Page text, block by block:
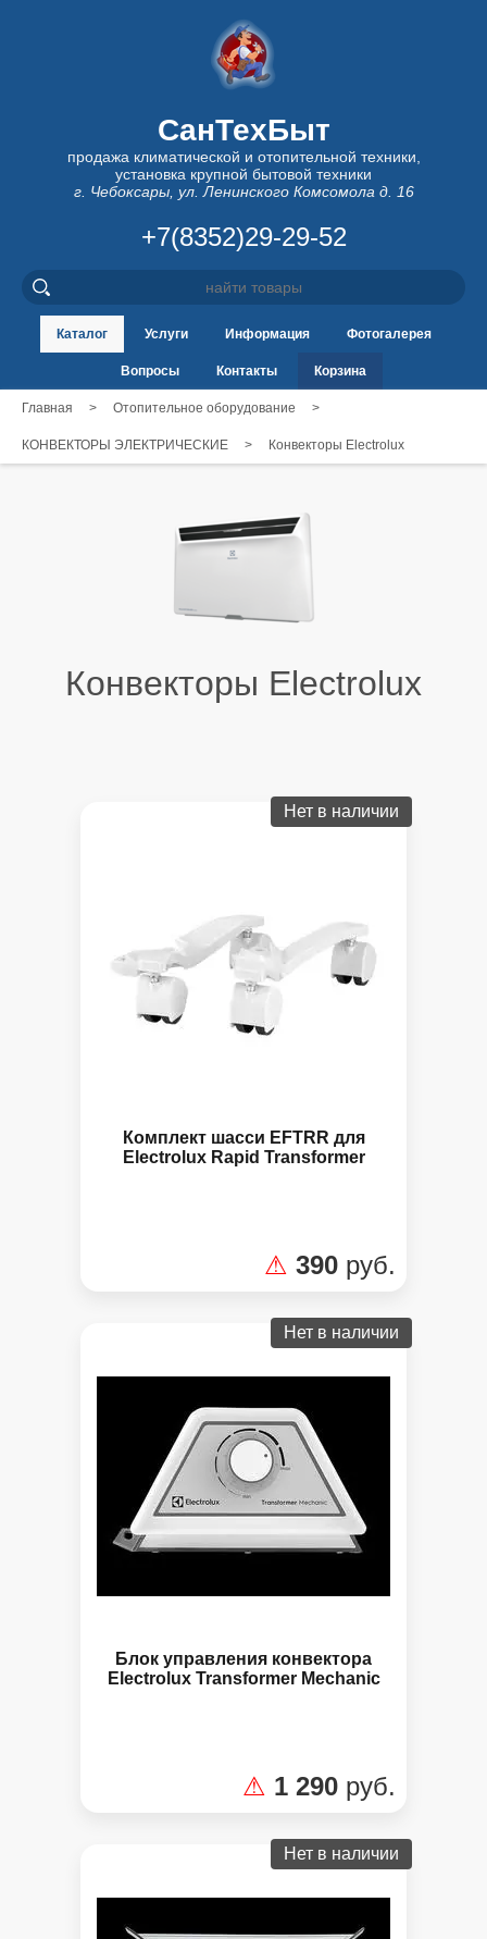
СанТехБыт
продажа климатической и отопительной техники,
установка крупной бытовой техники
г. Чебоксары, ул. Ленинского Комсомола д. 16
+7(8352)29-29-52
Каталог Услуги Информация Фотогалерея
Вопросы Контакты Корзина
Главная > Отопительное оборудование >
КОНВЕКТОРЫ ЭЛЕКТРИЧЕСКИЕ > Конвекторы Electrolux
Конвекторы Electrolux
Нет в наличии
Комплект шасси EFTRR для
Electrolux Rapid Transformer
⚠ 390 руб.
Нет в наличии
Блок управления конвектора
Electrolux Transformer Mechanic
⚠ 1 290 руб.
Нет в наличии